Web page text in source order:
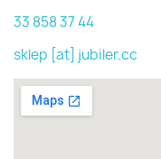
33 858 37 44
sklep [at] jubiler.cc